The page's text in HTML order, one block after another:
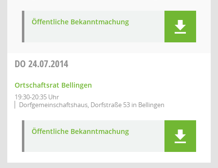
Öffentliche Bekanntmachung
DO 24.07.2014
Ortschaftsrat Bellingen
19:30-20:35 Uhr
Dorfgemeinschaftshaus, Dorfstraße 53 in Bellingen
Öffentliche Bekanntmachung